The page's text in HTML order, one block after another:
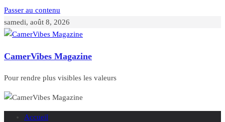
Passer au contenu
samedi, août 8, 2026
CamerVibes Magazine
Pour rendre plus visibles les valeurs
Accueil